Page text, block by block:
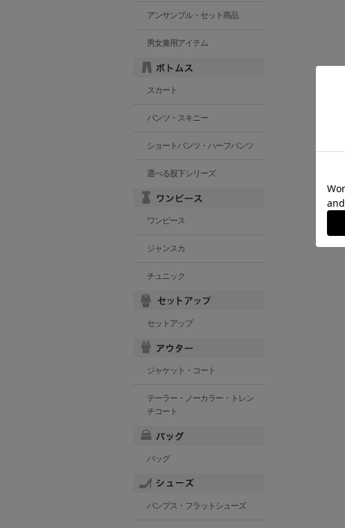
アンサンブル・セット商品
男女兼用アイテム
スカート
パンツ・スキニー
ショートパンツ・ハーフパンツ
選べる股下シリーズ
ワンピース
ジャンスカ
チュニック
セットアップ
ジャケット・コート
テーラー・ノーカラー・トレン
チコート
バッグ
パンプス・フラットシューズ